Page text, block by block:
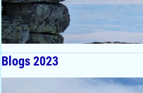
Blogs 2023